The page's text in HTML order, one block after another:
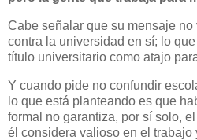
Cabe señalar que su mensaje
contra la universidad en sí; lo
título universitario como atajo
Y cuando pide no confundir
lo que está planteando es que
formal no garantiza, por sí solo,
él considera valioso en el trabajo